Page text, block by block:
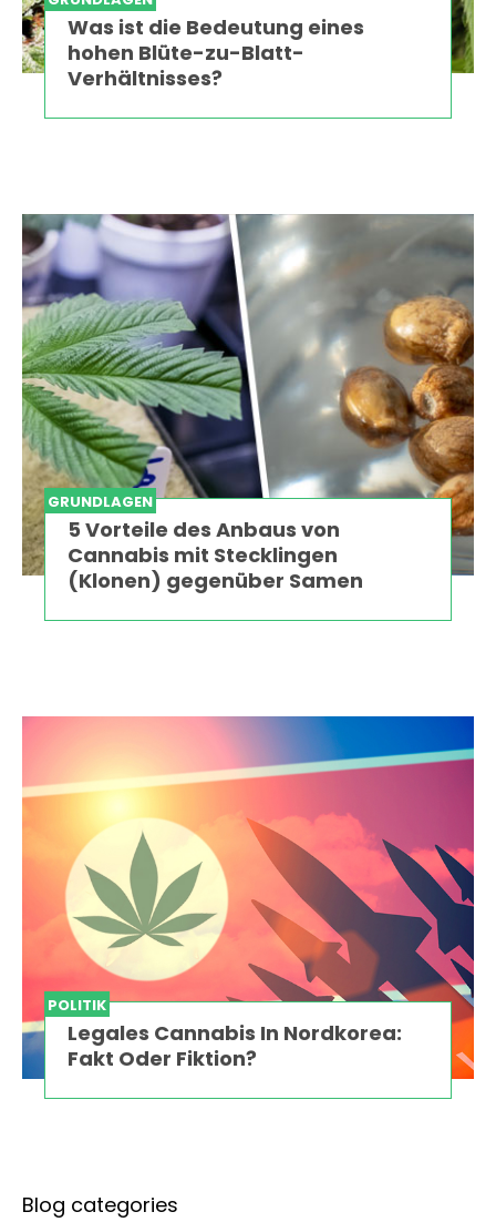
Was ist die Bedeutung eines
hohen Blüte-zu-Blatt-
Verhältnisses?
GRUNDLAGEN
5 Vorteile des Anbaus von
Cannabis mit Stecklingen
(Klonen) gegenüber Samen
POLITIK
Legales Cannabis In Nordkorea:
Fakt Oder Fiktion?
Blog categories